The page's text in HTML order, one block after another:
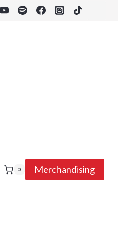
0 Merchandising